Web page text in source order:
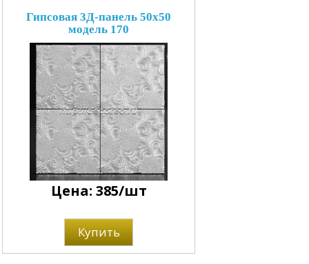
Гипсовая 3Д-панель 50x50
модель 170
Цена: 385/шт
Купить